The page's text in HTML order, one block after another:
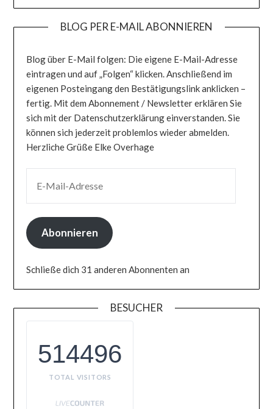
BLOG PER E-MAIL ABONNIEREN
Blog über E-Mail folgen: Die eigene E-Mail-Adresse
eintragen und auf „Folgen“ klicken. Anschließend im
eigenen Posteingang den Bestätigungslink anklicken –
fertig. Mit dem Abonnement / Newsletter erklären Sie
sich mit der Datenschutzerklärung einverstanden. Sie
können sich jederzeit problemlos wieder abmelden.
Herzliche Grüße Elke Overhage
Abonnieren
Schließe dich 31 anderen Abonnenten an
BESUCHER
514496
TOTAL VISITORS